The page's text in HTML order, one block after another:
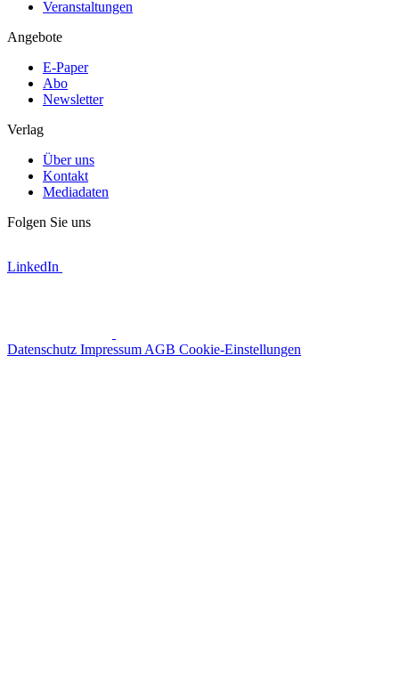
Veranstaltungen
Angebote
E-Paper
Abo
Newsletter
Verlag
Über uns
Kontakt
Mediadaten
Folgen Sie uns
LinkedIn
Datenschutz Impressum AGB Cookie-Einstellungen